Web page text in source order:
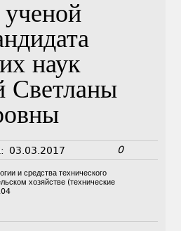
наук
Светланы
03.03.2017 0
и средства технического
хозяйстве (технические